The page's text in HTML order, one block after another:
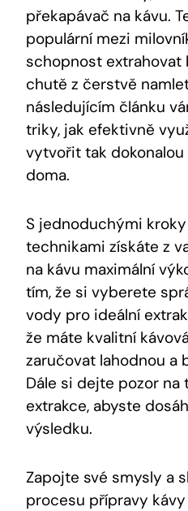
překapávač na kávu.
populární mezi
schopnost extrahovat
chutě z čerstvě
následujícím článku
triky, jak efektivně
vytvořit tak
doma.
S jednoduchými
technikami získáte z
na kávu maximální
tím, že si vyberete
vody pro ideální
že máte kvalitní
zaručovat lahodnou a
Dále si dejte pozor
extrakce, abyste
výsledku.
Zapojte své smysly a
procesu přípravy